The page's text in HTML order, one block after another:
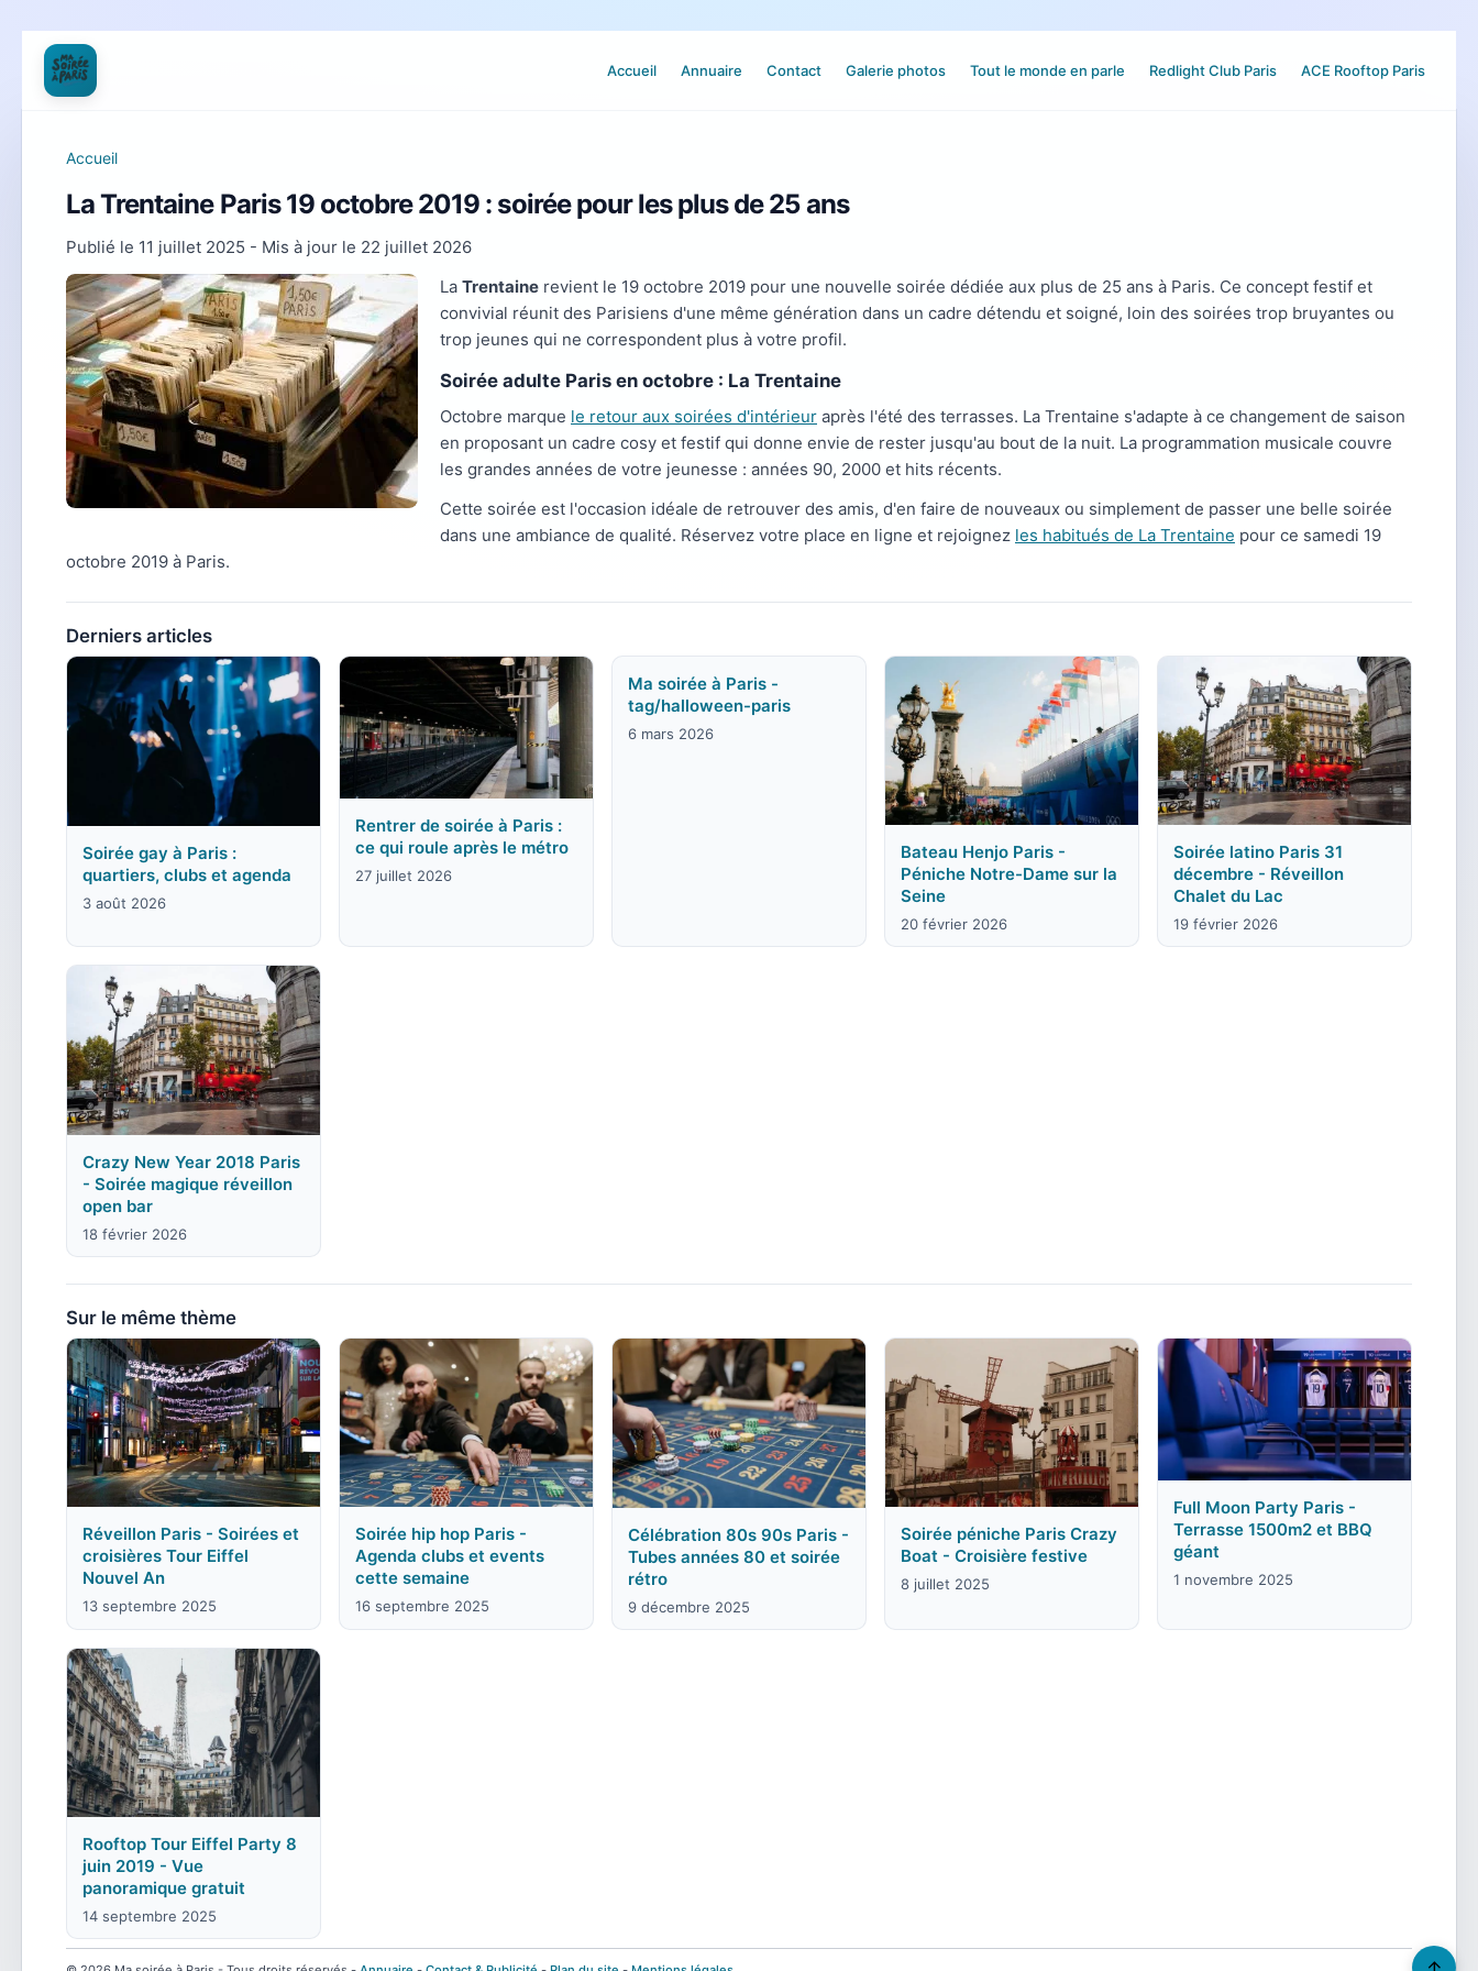
Accueil Annuaire Contact Galerie photos Tout le monde en parle Redlight Club Paris ACE Rooftop Paris
Accueil
La Trentaine Paris 19 octobre 2019 : soirée pour les plus de 25 ans
Publié le 11 juillet 2025 - Mis à jour le 22 juillet 2026
La Trentaine revient le 19 octobre 2019 pour une nouvelle soirée dédiée aux plus de 25 ans à Paris. Ce concept festif et
convivial réunit des Parisiens d'une même génération dans un cadre détendu et soigné, loin des soirées trop bruyantes ou
trop jeunes qui ne correspondent plus à votre profil.
Soirée adulte Paris en octobre : La Trentaine
Octobre marque le retour aux soirées d'intérieur après l'été des terrasses. La Trentaine s'adapte à ce changement de saison
en proposant un cadre cosy et festif qui donne envie de rester jusqu'au bout de la nuit. La programmation musicale couvre
les grandes années de votre jeunesse : années 90, 2000 et hits récents.
Cette soirée est l'occasion idéale de retrouver des amis, d'en faire de nouveaux ou simplement de passer une belle soirée
dans une ambiance de qualité. Réservez votre place en ligne et rejoignez les habitués de La Trentaine pour ce samedi 19
octobre 2019 à Paris.
Derniers articles
Soirée gay à Paris :
quartiers, clubs et agenda
3 août 2026
Rentrer de soirée à Paris :
ce qui roule après le métro
27 juillet 2026
Ma soirée à Paris -
tag/halloween-paris
6 mars 2026
Bateau Henjo Paris -
Péniche Notre-Dame sur la
Seine
20 février 2026
Soirée latino Paris 31
décembre - Réveillon
Chalet du Lac
19 février 2026
Crazy New Year 2018 Paris
- Soirée magique réveillon
open bar
18 février 2026
Sur le même thème
Réveillon Paris - Soirées et
croisières Tour Eiffel
Nouvel An
13 septembre 2025
Soirée hip hop Paris -
Agenda clubs et events
cette semaine
16 septembre 2025
Célébration 80s 90s Paris -
Tubes années 80 et soirée
rétro
9 décembre 2025
Soirée péniche Paris Crazy
Boat - Croisière festive
8 juillet 2025
Full Moon Party Paris -
Terrasse 1500m2 et BBQ
géant
1 novembre 2025
Rooftop Tour Eiffel Party 8
juin 2019 - Vue
panoramique gratuit
14 septembre 2025